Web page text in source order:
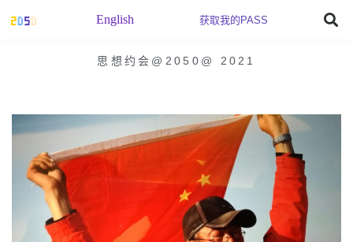
English 获取我的PASS
思想约会@2050 @ 2021